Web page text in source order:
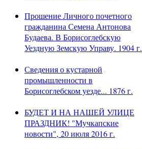
Прошение Личного почетного
гражданина Семена Антонова
Будаева. В Борисоглебскую
Уездную Земскую Управу. 1904 г.
Сведения о кустарной
промышленности в
Борисоглебском уезде... 1876 г.
БУДЕТ И НА НАШЕЙ УЛИЦЕ
ПРАЗДНИК! "Мучкапские
новости", 20 июля 2016 г.